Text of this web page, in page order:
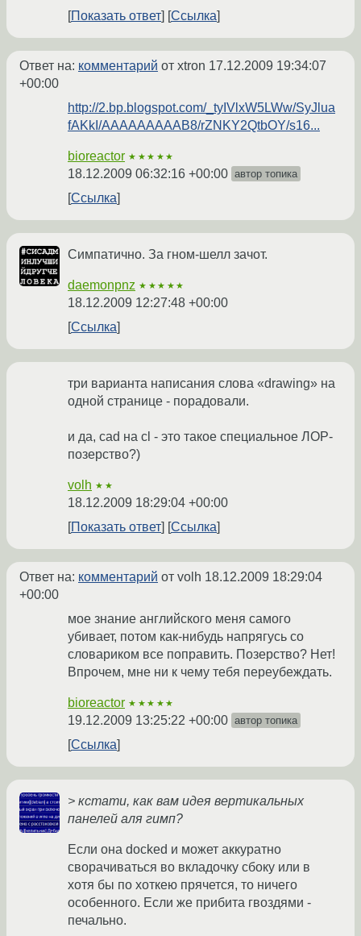
Показать ответ
Ссылка
Ответ на: комментарий от xtron 17.12.2009 19:34:07
+00:00
http://2.bp.blogspot.com/_tyIVlxW5LWw/SyJlua
fAKkI/AAAAAAAAAB8/rZNKY2QtbOY/s16...
bioreactor ★★★★★
18.12.2009 06:32:16 +00:00 автор топика
Ссылка
Симпатично. За гном-шелл зачот.
daemonpnz ★★★★★
18.12.2009 12:27:48 +00:00
Ссылка
три варианта написания слова «drawing» на
одной странице - порадовали.
и да, cad на cl - это такое специальное ЛОР-
позерство?)
volh ★★
18.12.2009 18:29:04 +00:00
Показать ответ
Ссылка
Ответ на: комментарий от volh 18.12.2009 18:29:04
+00:00
мое знание английского меня самого
убивает, потом как-нибудь напрягусь со
словариком все поправить. Позерство? Нет!
Впрочем, мне ни к чему тебя переубеждать.
bioreactor ★★★★★
19.12.2009 13:25:22 +00:00 автор топика
Ссылка
> кстати, как вам идея вертикальных
панелей аля гимп?
Если она docked и может аккуратно
сворачиваться во вкладочку сбоку или в
хотя бы по хоткею прячется, то ничего
особенного. Если же прибита гвоздями -
печально.